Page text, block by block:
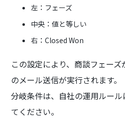
左：フェーズ
中央：値と等しい
右：Closed Won
この設定により、商談フェー
のメール送信が実行されます。
分岐条件は、自社の運用ルー
てください。